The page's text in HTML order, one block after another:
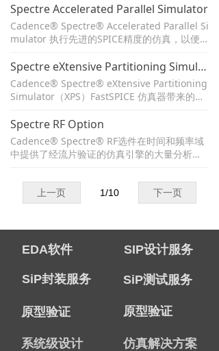
oso全定制环境集成，用于混合信号设计和验
证。它还与Cadence Incisive® 功能验证平台
集成，用于数字验证环境中的混合信号验证。
Spectre Accelerated Parallel Simulator
Cadence® Spectre® Accelerated Parallel Si
mulator 执行先进的SPICE精度的仿真，以便
的性能和容量。它与Virtuoso定制设计平台紧
密集成，允许工程师在同一环境中捕获和传递
设计意图，并提供Specter Circuit Simulator
的晶体管级分析功能。
Spectre eXtensive Partitioning Simulator
Cadence® Spectre® eXtensive Partitioning
Simulator（XPS）FastSPICE 仿真器带来的高
信号设计提供快速、准确的仿真。该仿真解决
方案集成在 Cadence Specter Circuit Simulat
or 基础架构中，因此您可以使用相同的模型、
工艺设计套件（PDK）和方法来验证您的设
Spectre RF Option
Cadence® Spectre® RF选件在时间和频率域
中提供了经流片验证的仿真引擎的大量分析。
线性和非线性RF电路的验证。宽广的分析范围
能够验证广泛的RF-IC类型，包括混频器，收发
器，功率放大器，分频器，开关电容，滤波器
上一页 下一页
1/10
EDA软件 SIP设计服务
SiP测试服务
系统级设计
SiP封装服务
原型验证 原型验证
仿真解决方案